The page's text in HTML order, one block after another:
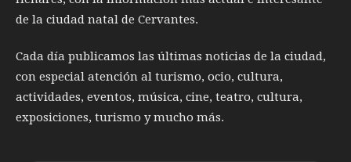
de la ciudad natal de Cervantes.
Cada día publicamos las últimas noticias de la ciudad,
con especial atención al turismo, ocio, cultura,
actividades, eventos, música, cine, teatro, cultura,
exposiciones, turismo y mucho más.